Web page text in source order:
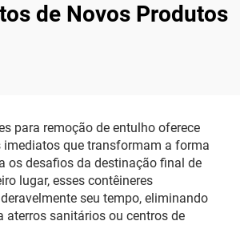
de Novos Produtos
para remoção de entulho oferece
que transformam a forma
os desafios da destinação final de
lugar, esses contêineres
seu tempo, eliminando
aterros sanitários ou centros de